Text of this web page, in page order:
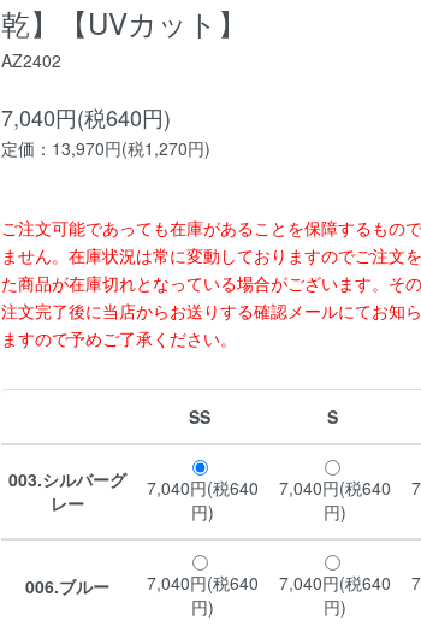
乾】【UVカット】
AZ2402
7,040円(税640円)
定価：13,970円(税1,270円)
ご注文可能であっても在庫があることを保障するもの
ません。在庫状況は常に変動しておりますのでご注文
た商品が在庫切れとなっている場合がございます。そ
注文完了後に当店からお送りする確認メールにてお知
ますので予めご了承ください。
SS S
003.シルバーグ
レー
7,040円(税640
円)
7,040円(税640
円)
006.ブルー
7,040円(税640
円)
7,040円(税640
円)